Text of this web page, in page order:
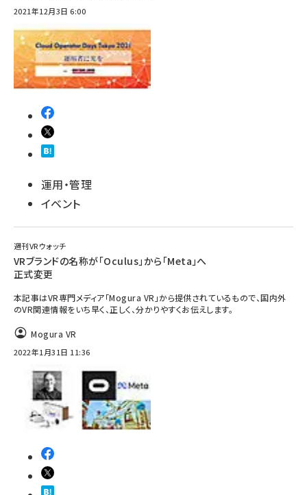
2021年12月3日 6:00
運用・管理
イベント
週刊VRウォッチ
VRブランドの名称が「Oculus」から「Meta」へ
正式変更
本記事はVR専門メディア「Mogura VR」から提供されているもので、国内外
のVR関連情報をいち早く、正しく、分かりやすくお伝えします。
Mogura VR
2022年1月31日 11:36